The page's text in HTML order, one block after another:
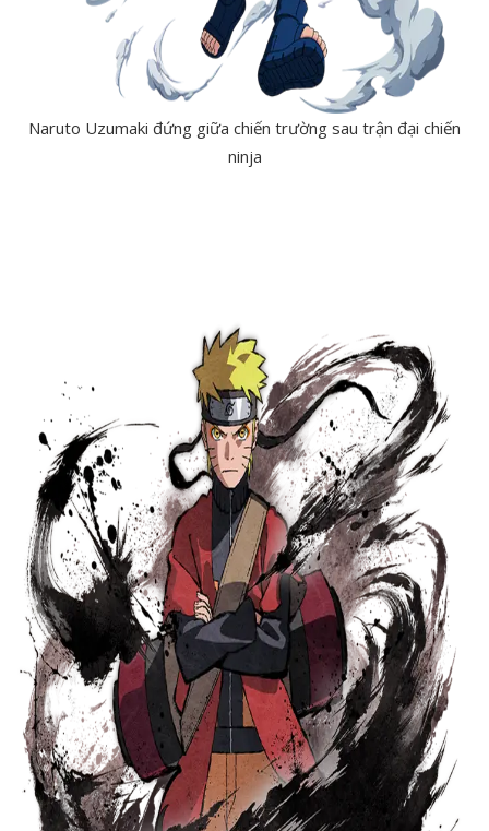
Naruto Uzumaki đứng giữa chiến trường sau trận đại chiến
ninja